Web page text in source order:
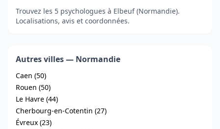
Trouvez les 5 psychologues à Elbeuf (Normandie).
Localisations, avis et coordonnées.
Autres villes — Normandie
Caen (50)
Rouen (50)
Le Havre (44)
Cherbourg-en-Cotentin (27)
Évreux (23)